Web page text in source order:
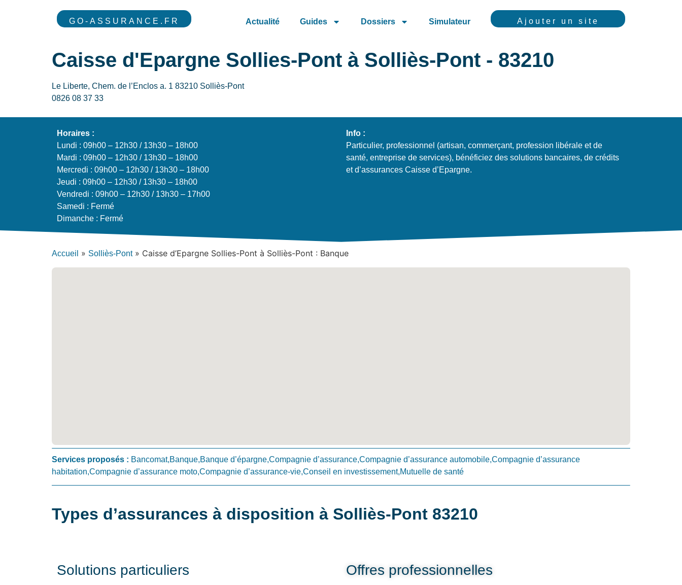
GO-ASSURANCE.FR Actualité Guides Dossiers Simulateur Ajouter un site
Caisse d'Epargne Sollies-Pont à Solliès-Pont - 83210
Le Liberte, Chem. de l’Enclos a. 1 83210 Solliès-Pont
0826 08 37 33
Horaires :
Lundi : 09h00 – 12h30 / 13h30 – 18h00
Mardi : 09h00 – 12h30 / 13h30 – 18h00
Mercredi : 09h00 – 12h30 / 13h30 – 18h00
Jeudi : 09h00 – 12h30 / 13h30 – 18h00
Vendredi : 09h00 – 12h30 / 13h30 – 17h00
Samedi : Fermé
Dimanche : Fermé
Info :
Particulier, professionnel (artisan, commerçant, profession libérale et de
santé, entreprise de services), bénéficiez des solutions bancaires, de crédits
et d’assurances Caisse d’Epargne.
Accueil » Solliès-Pont» Caisse d’Epargne Sollies-Pont à Solliès-Pont : Banque
Services proposés : Bancomat,Banque,Banque d’épargne,Compagnie d’assurance,Compagnie d’assurance automobile,Compagnie d’assurance
habitation,Compagnie d’assurance moto,Compagnie d’assurance-vie,Conseil en investissement,Mutuelle de santé
Types d’assurances à disposition à Solliès-Pont 83210
Solutions particuliers Offres professionnelles